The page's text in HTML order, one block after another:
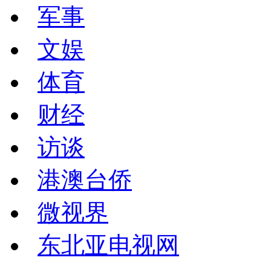
军事
文娱
体育
财经
访谈
港澳台侨
微视界
东北亚电视网